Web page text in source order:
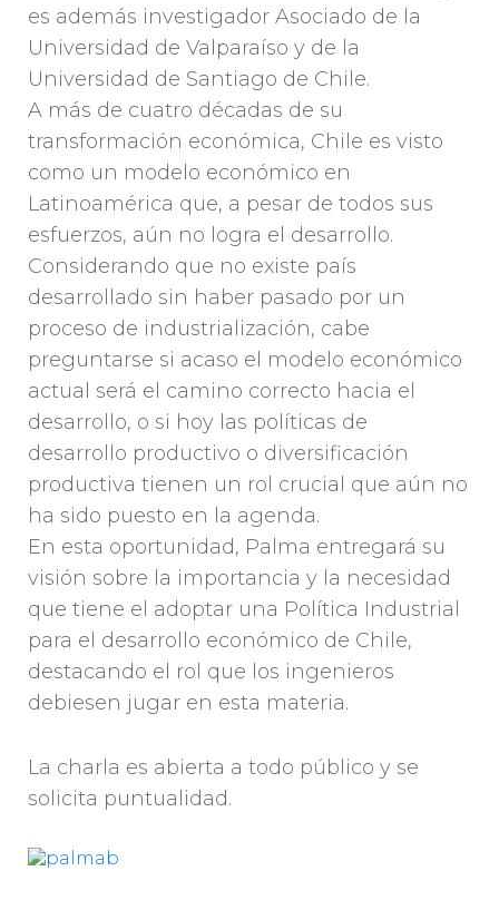
es además investigador Asociado de la
Universidad de Valparaíso y de la
Universidad de Santiago de Chile.
A más de cuatro décadas de su
transformación económica, Chile es visto
como un modelo económico en
Latinoamérica que, a pesar de todos sus
esfuerzos, aún no logra el desarrollo.
Considerando que no existe país
desarrollado sin haber pasado por un
proceso de industrialización, cabe
preguntarse si acaso el modelo económico
actual será el camino correcto hacia el
desarrollo, o si hoy las políticas de
desarrollo productivo o diversificación
productiva tienen un rol crucial que aún no
ha sido puesto en la agenda.
En esta oportunidad, Palma entregará su
visión sobre la importancia y la necesidad
que tiene el adoptar una Política Industrial
para el desarrollo económico de Chile,
destacando el rol que los ingenieros
debiesen jugar en esta materia.
La charla es abierta a todo público y se
solicita puntualidad.